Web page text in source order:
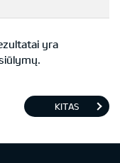
yra
KITAS